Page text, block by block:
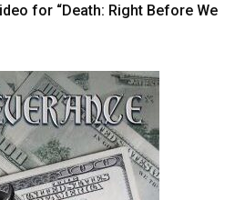
for “Death: Right Before We